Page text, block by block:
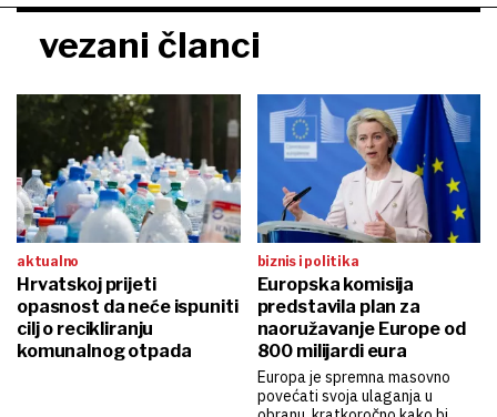
vezani članci
aktualno
Hrvatskoj prijeti
opasnost da neće ispuniti
cilj o recikliranju
komunalnog otpada
biznis i politika
Europska komisija
predstavila plan za
naoružavanje Europe od
800 milijardi eura
Europa je spremna masovno
povećati svoja ulaganja u